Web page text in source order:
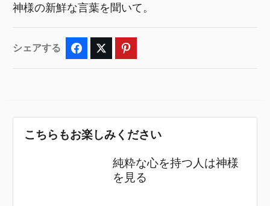
神様の新鮮な言葉を聞いて。
シェアする Facebook Twitter
こちらもお楽しみください
純粋な心を持つ人は神様
を見る